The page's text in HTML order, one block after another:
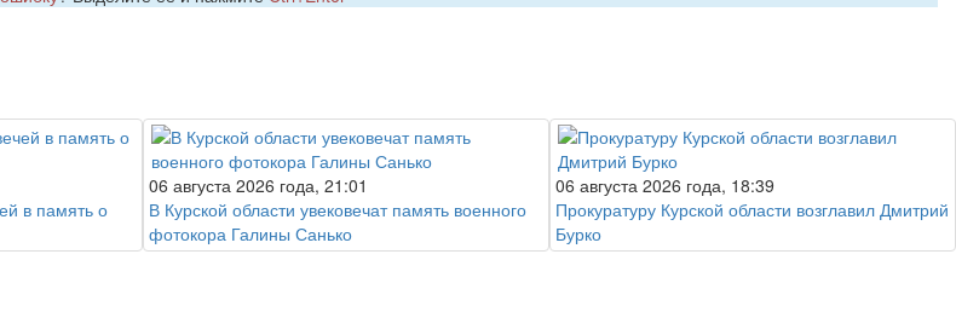
в память о
06 августа 2026 года, 21:01
В Курской области увековечат память военного
фотокора Галины Санько
06 августа 2026 года, 18:39
Прокуратуру Курской области возглавил Дмитрий
Бурко